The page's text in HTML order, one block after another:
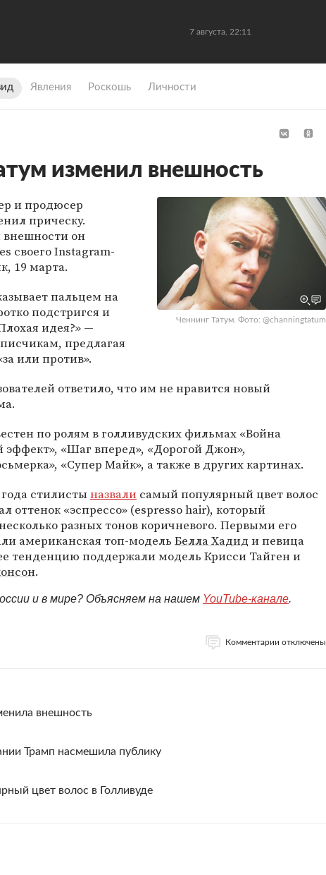
7 августа, 22:11
Явления Роскошь Личности
изменил внешность
Ченнинг Татум. Фото: @channingtatum
и продюсер
прическу.
он
своего Instagram-
19 марта.
пальцем на
подстригся и
идея?» —
предлагая
или против».
ответило, что им не нравится новый
по ролям в голливудских фильмах «Война
«Шаг вперед», «Дорогой Джон»,
«Супер Майк», а также в других картинах.
стилистыназвали самый популярный цвет волос
оттенок «эспрессо» (espresso hair), который
разных тонов коричневого. Первыми его
американская топ-модель Белла Хадид и певица
тенденцию поддержали модель Крисси Тайген и
.
и в мире? Объясняем на нашем YouTube-канале.
Комментарии отключены
внешность
Трамп насмешила публику
цвет волос в Голливуде